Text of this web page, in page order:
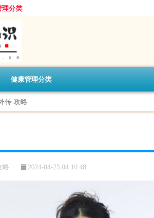
分类
健康管理分类
传 攻略
略 2024-04-25 04:10:48